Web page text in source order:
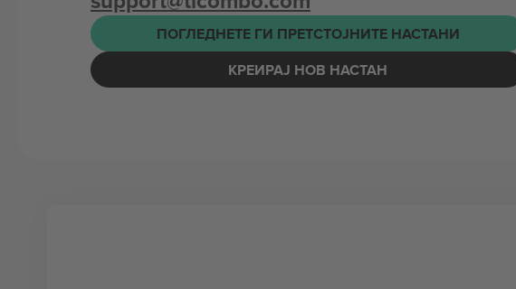
ПОГЛЕДНЕТЕ ГИ ПРЕТСТОЈНИТЕ НАСТАНИ
КРЕИРАЈ НОВ НАСТАН